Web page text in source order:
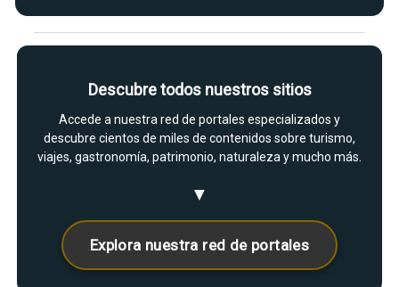
Descubre todos nuestros sitios
Accede a nuestra red de portales especializados y
descubre cientos de miles de contenidos sobre turismo,
viajes, gastronomía, patrimonio, naturaleza y mucho más.
▼
Explora nuestra red de portales